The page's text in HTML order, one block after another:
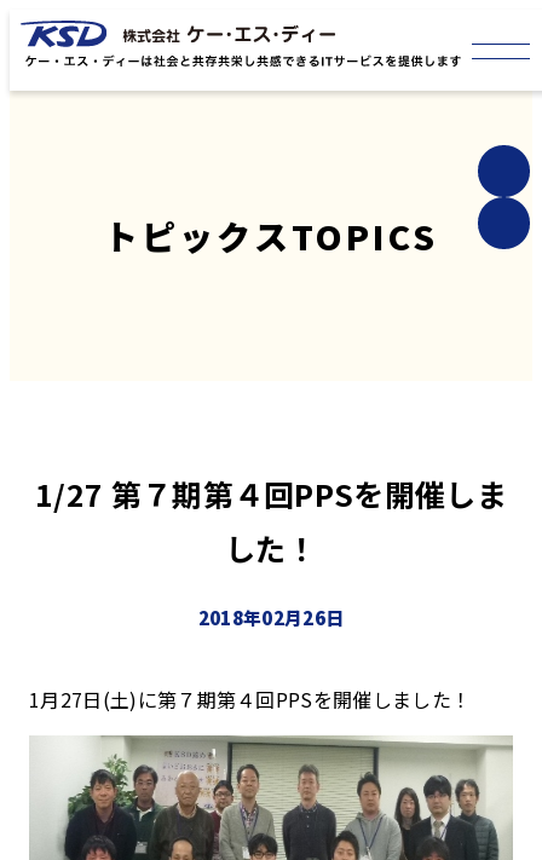
トピックスTOPICS
1/27 第７期第４回PPSを開催しま
した！
2018年02月26日
1月27日(土)に第７期第４回PPSを開催しました！